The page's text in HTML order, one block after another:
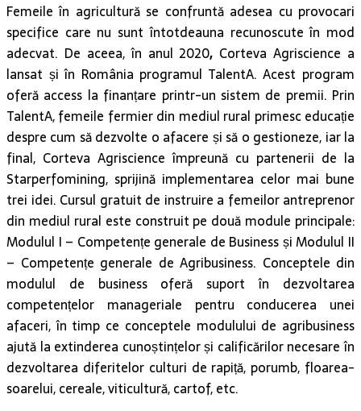
Femeile în agricultură se confruntă adesea cu provocari
specifice care nu sunt întotdeauna recunoscute în mod
adecvat. De aceea, în anul 2020, Corteva Agriscience a
lansat și în România programul TalentA. Acest program
oferă access la finanțare printr-un sistem de premii. Prin
TalentA, femeile fermier din mediul rural primesc educație
despre cum să dezvolte o afacere și să o gestioneze, iar la
final, Corteva Agriscience împreună cu partenerii de la
Starperfomining, sprijină implementarea celor mai bune
trei idei. Cursul gratuit de instruire a femeilor antreprenor
din mediul rural este construit pe două module principale:
Modulul I – Competențe generale de Business și Modulul II
– Competențe generale de Agribusiness. Conceptele din
modulul de business oferă suport în dezvoltarea
competențelor manageriale pentru conducerea unei
afaceri, în timp ce conceptele modulului de agribusiness
ajută la extinderea cunoștințelor și calificărilor necesare în
dezvoltarea diferitelor culturi de rapiță, porumb, floarea-
soarelui, cereale, viticultură, cartof, etc.